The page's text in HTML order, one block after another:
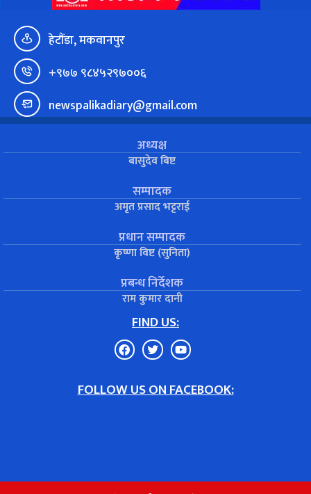
हेटौंडा, मकवानपुर
+९७७ ९८४५२९७००६
newspalikadiary@gmail.com
अध्यक्ष
बासुदेव बिष्ट
सम्पादक
अमृत प्रसाद भट्टराई
प्रधान सम्पादक
कृष्णा विष्ट (सुनिता)
प्रबन्ध निर्देशक
राम कुमार दानी
FIND US:
FOLLOW US ON FACEBOOK: